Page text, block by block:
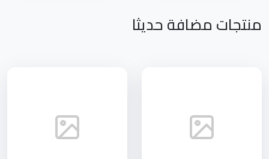
منتجات مضافة حديثا